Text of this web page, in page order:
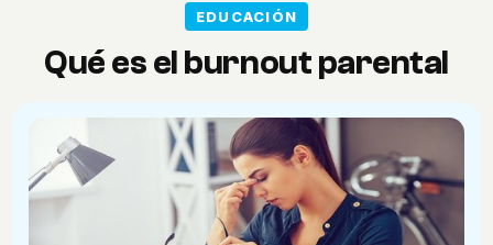
EDUCACIÓN
Qué es el burnout parental